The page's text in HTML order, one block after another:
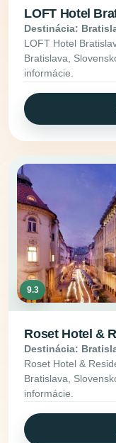
LOFT Hotel
Destinácia:
LOFT Hotel
Bratislava,
informácie.
9.3
Roset Hotel &
Destinácia:
Roset Hotel &
Bratislava,
informácie.